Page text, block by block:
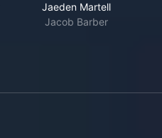
Jaeden Martell
Jacob Barber